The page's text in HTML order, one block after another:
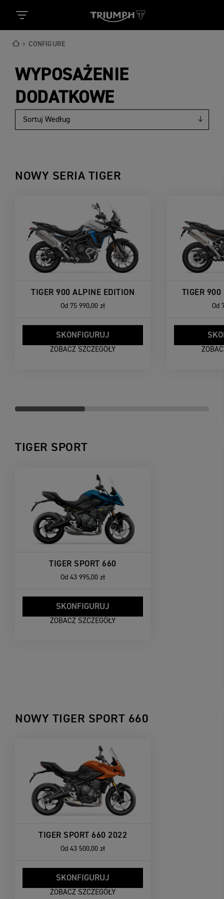
CONFIGURE
WYPOSAŻENIE
DODATKOWE
NOWY SERIA TIGER
TIGER 900 ALPINE EDITION
Od 75 990,00 zł
SKONFIGURUJ
ZOBACZ SZCZEGÓŁY
TIGER 900
Od
TIGER SPORT
TIGER SPORT 660
Od 43 995,00 zł
SKONFIGURUJ
ZOBACZ SZCZEGÓŁY
NOWY TIGER SPORT 660
TIGER SPORT 660 2022
Od 43 500,00 zł
SKONFIGURUJ
ZOBACZ SZCZEGÓŁY